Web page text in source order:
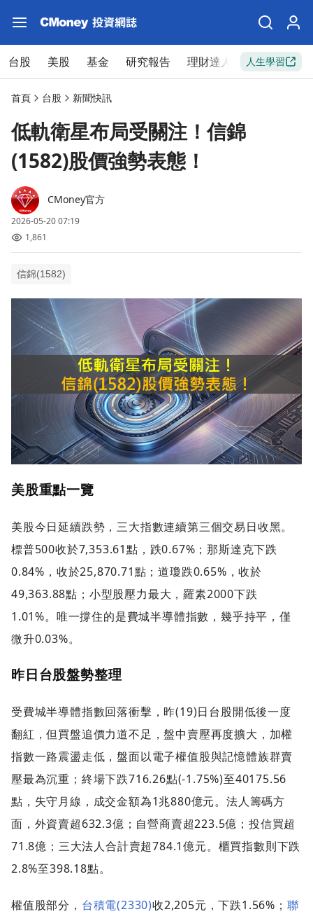
台股 美股 基金 研究報告 理財達人 新手入門
人生學習
首頁 台股 新聞快訊
低軌衛星布局受關注！信錦
(1582)股價強勢表態！
CMoney官方
2026-05-20 07:19
1,861
信錦(1582)
美股重點一覽
美股今日延續跌勢，三大指數連續第三個交易日收黑。
標普500收於7,353.61點，跌0.67%；那斯達克下跌
0.84%，收於25,870.71點；道瓊跌0.65%，收於
49,363.88點；小型股壓力最大，羅素2000下跌
1.01%。唯一撐住的是費城半導體指數，幾乎持平，僅
微升0.03%。
昨日台股盤勢整理
受費城半導體指數回落衝擊，昨(19)日台股開低後一度
翻紅，但買盤追價力道不足，盤中賣壓再度擴大，加權
指數一路震盪走低，盤面以電子權值股與記憶體族群賣
壓最為沉重；終場下跌716.26點(-1.75%)至40175.56
點，失守月線，成交金額為1兆880億元。法人籌碼方
面，外資賣超632.3億；自營商賣超223.5億；投信買超
71.8億；三大法人合計賣超784.1億元。櫃買指數則下跌
2.8%至398.18點。
權值股部分， 台積電(2330)收2,205元，下跌1.56%； 聯